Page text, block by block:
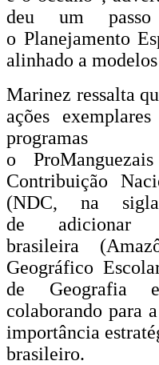
deu um
o Planejamento
alinhado a
Marinez ressalta
ações
o
Contribuição
(NDC, na
de
brasileira
Geográfico
de Geografia
colaborando para
importância
brasileiro.